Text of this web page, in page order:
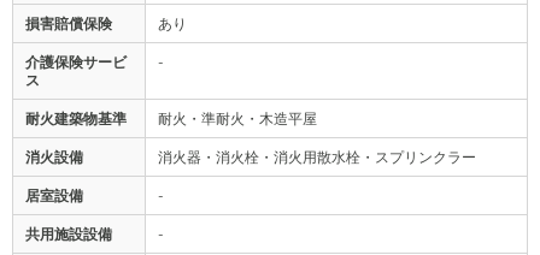
損害賠償保険 あり
介護保険サービ
ス
-
耐火建築物基準 耐火・準耐火・木造平屋
消火設備 消火器・消火栓・消火用散水栓・スプリンクラー
居室設備 -
共用施設設備 -